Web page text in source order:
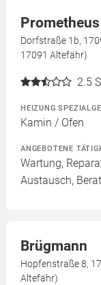
Dorfstraße 1b,
17091 Altefähr)
2.5
HEIZUNG
Kamin / Ofen
ANGEBOTENE
Wartung,
Austausch,
Brügmann
Hopfenstraße 8,
Altefähr)